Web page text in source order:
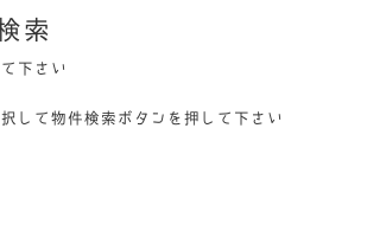
索
下さい
して物件検索ボタンを押して下さい